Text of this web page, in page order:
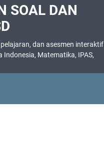
SOAL DAN
dan asesmen interaktif
Indonesia, Matematika, IPAS,